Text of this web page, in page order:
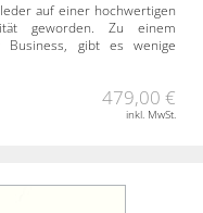
auf einer hochwertigen
geworden. Zu einem
Business, gibt es wenige
479,00 €
inkl. MwSt.